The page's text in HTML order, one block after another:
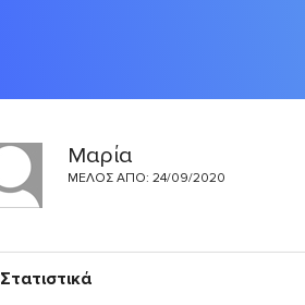
Μαρία
ΜΈΛΟΣ ΑΠΌ: 24/09/2020
Στατιστικά